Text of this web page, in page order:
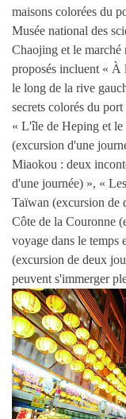
maisons colorées du
Musée national des
Chaojing et le
proposés incluent « À
le long de la rive
secrets colorés du
« L'île de Heping et
(excursion d'une
Miaokou : deux
d'une journée) », «
Taïwan (excursion de
Côte de la Couronne
voyage dans le temps
(excursion de deux
peuvent s'immerger